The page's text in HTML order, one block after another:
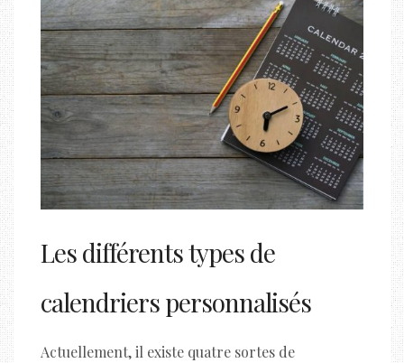
Les différents types de
calendriers personnalisés
Actuellement, il existe quatre sortes de